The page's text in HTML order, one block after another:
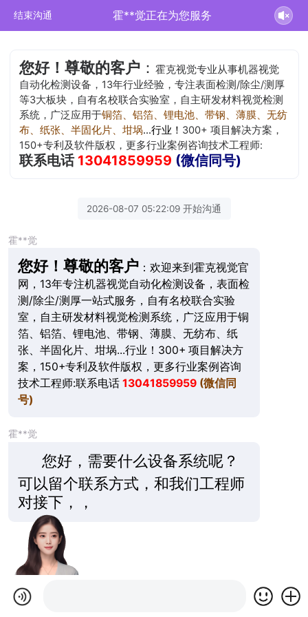
结束沟通 霍**觉正在为您服务
您好！尊敬的客户 ：霍克视觉专业从事机器视觉
自动化检测设备，13年行业经验，专注表面检测/除尘/测厚
等3大板块，自有名校联合实验室，自主研发材料视觉检测
系统，广泛应用于铜箔、铝箔、锂电池、带钢、薄膜、无纺
布、纸张、半固化片、坩埚...行业！ 300+ 项目解决方案，
150+专利及软件版权，更多行业案例咨询技术工程师:
联系电话 13041859959 (微信同号)
2026-08-07 05:22:09 开始沟通
霍**觉
您好！尊敬的客户：欢迎来到霍克视觉官
网，13年专注机器视觉自动化检测设备，表面检
测/除尘/测厚一站式服务，自有名校联合实验
室，自主研发材料视觉检测系统，广泛应用于铜
箔、铝箔、锂电池、带钢、薄膜、无纺布、纸
张、半固化片、坩埚...行业！300+ 项目解决方
案，150+专利及软件版权，更多行业案例咨询
技术工程师:联系电话 13041859959 (微信同
号)
霍**觉
您好，需要什么设备系统呢？
可以留个联系方式，和我们工程师
对接下，，